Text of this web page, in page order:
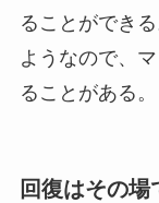
ることができ
ようなので、
ることがある。
回復はその